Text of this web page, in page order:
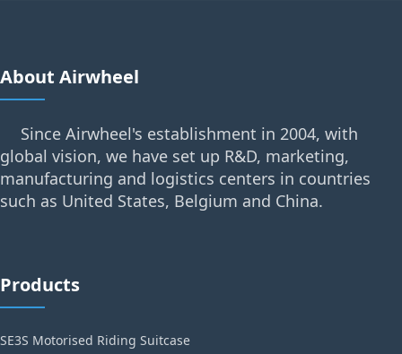
About Airwheel
Since Airwheel's establishment in 2004, with
global vision, we have set up R&D, marketing,
manufacturing and logistics centers in countries
such as United States, Belgium and China.
Products
SE3S Motorised Riding Suitcase